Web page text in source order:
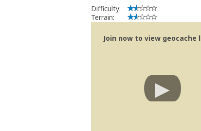
Difficulty:
Terrain:
Join now to view